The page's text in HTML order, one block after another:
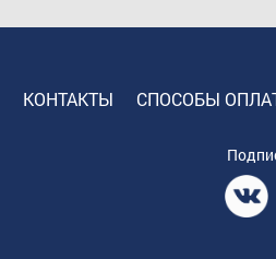
КОНТАКТЫ СПОСОБЫ